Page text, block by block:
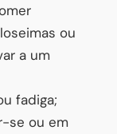
ou
a um
fadiga;
se ou em